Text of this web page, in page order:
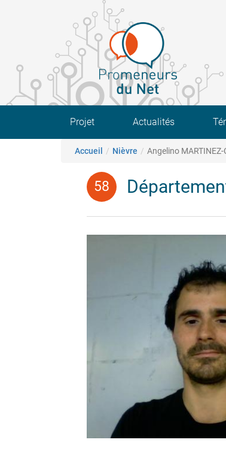
Main navigation
Projet Actualités
Fil d'Ariane
Accueil Nièvre Angelino MARTINEZ-